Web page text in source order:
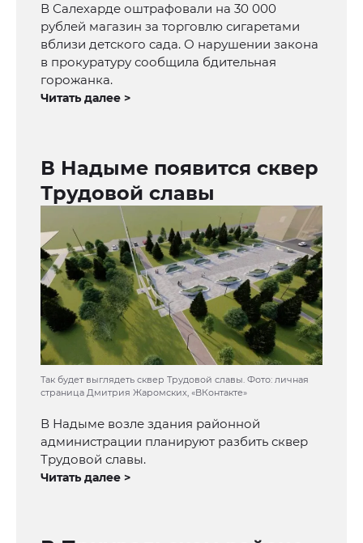
В Салехарде оштрафовали на 30 000
рублей магазин за торговлю сигаретами
вблизи детского сада. О нарушении закона
в прокуратуру сообщила бдительная
горожанка.
Читать далее >
В Надыме появится сквер
Трудовой славы
Так будет выглядеть сквер Трудовой славы. Фото: личная
страница Дмитрия Жаромских, «ВКонтакте»
В Надыме возле здания районной
администрации планируют разбить сквер
Трудовой славы.
Читать далее >